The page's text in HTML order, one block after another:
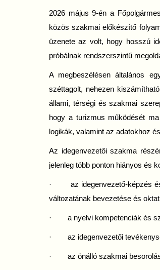
2026 május 9-én a
közös szakmai előkészítő
üzenete az volt, hogy hosszú
próbálnak rendszerszintű
A megbeszélésen általános
széttagolt, nehezen
állami, térségi és szakmai
hogy a turizmus működését
logikák, valamint az adatokhoz
Az idegenvezetői szakma
jelenleg több ponton hiányos és
· az idegenvezető-képzés és
változatának bevezetése és
· a nyelvi kompetenciák és
· az idegenvezetői
· az önálló szakmai besorolás